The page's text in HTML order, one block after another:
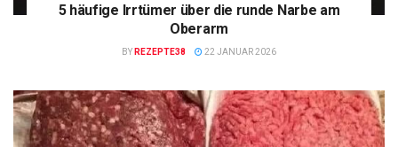
5 häufige Irrtümer über die runde Narbe am
Oberarm
BY REZEPTE38 22 JANUAR 2026